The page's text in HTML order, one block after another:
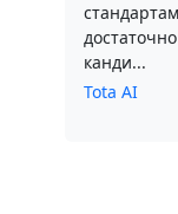
канди...
Tota AI